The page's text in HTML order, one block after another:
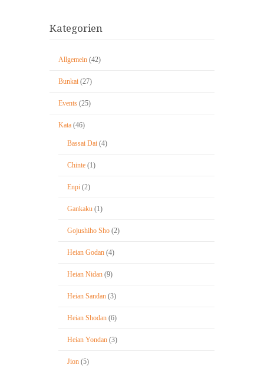
Kategorien
Allgemein (42)
Bunkai (27)
Events (25)
Kata (46)
Bassai Dai (4)
Chinte (1)
Enpi (2)
Gankaku (1)
Gojushiho Sho (2)
Heian Godan (4)
Heian Nidan (9)
Heian Sandan (3)
Heian Shodan (6)
Heian Yondan (3)
Jion (5)